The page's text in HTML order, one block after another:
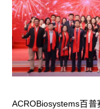
ACROBiosystems百